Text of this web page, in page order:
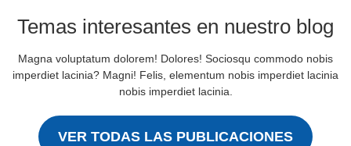
Temas interesantes en nuestro blog
Magna voluptatum dolorem! Dolores! Sociosqu commodo nobis
imperdiet lacinia? Magni! Felis, elementum nobis imperdiet lacinia
nobis imperdiet lacinia.
VER TODAS LAS PUBLICACIONES